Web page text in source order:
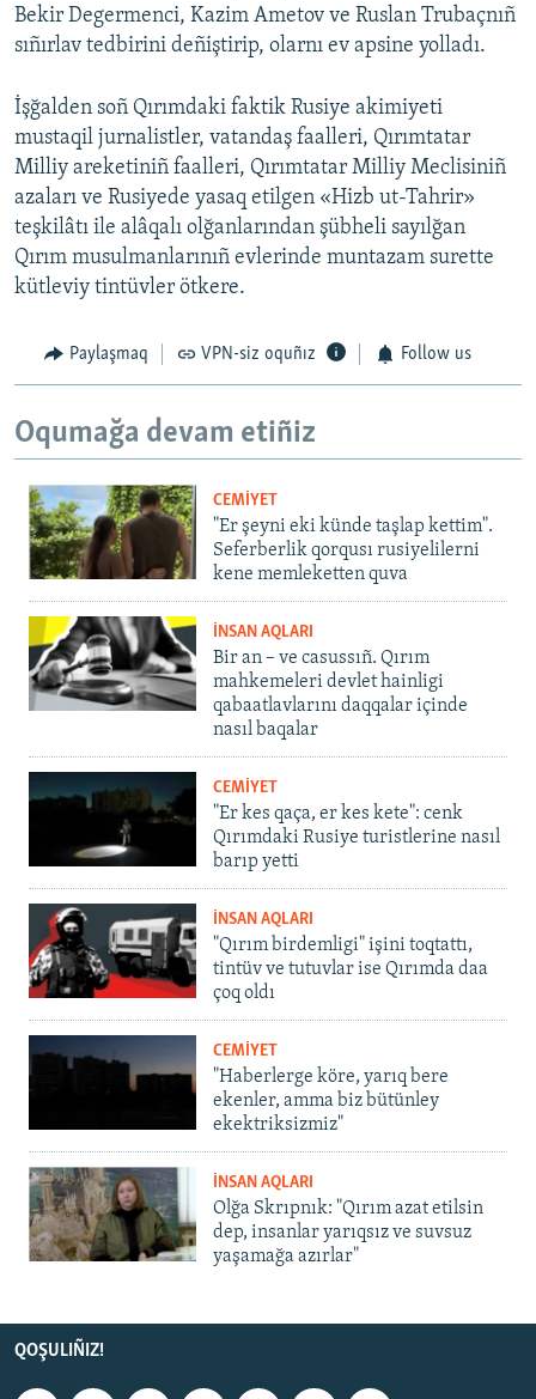
Bekir Degermenci, Kazim Ametov ve Ruslan Trubaçnıñ
sıñırlav tedbirini deñiştirip, olarnı ev apsine yolladı.
İşğalden soñ Qırımdaki faktik Rusiye akimiyeti
mustaqil jurnalistler, vatandaş faalleri, Qırımtatar
Milliy areketiniñ faalleri, Qırımtatar Milliy Meclisiniñ
azaları ve Rusiyede yasaq etilgen «Hizb ut-Tahrir»
teşkilâtı ile alâqalı olğanlarından şübheli sayılğan
Qırım musulmanlarınıñ evlerinde muntazam surette
kütleviy tintüvler ötkere.
Paylaşmaq VPN-siz oquñız Follow us
Oqumağa devam etiñiz
CEMİYET
"Er şeyni eki künde taşlap kettim".
Seferberlik qorqusı rusiyelilerni
kene memleketten quva
İNSAN AQLARI
Bir an – ve casussıñ. Qırım
mahkemeleri devlet hainligi
qabaatlavlarını daqqalar içinde
nasıl baqalar
CEMİYET
"Er kes qaça, er kes kete": cenk
Qırımdaki Rusiye turistlerine nasıl
barıp yetti
İNSAN AQLARI
"Qırım birdemligi" işini toqtattı,
tintüv ve tutuvlar ise Qırımda daa
çoq oldı
CEMİYET
"Haberlerge köre, yarıq bere
ekenler, amma biz bütünley
ekektriksizmiz"
İNSAN AQLARI
Olğa Skrıpnık: "Qırım azat etilsin
dep, insanlar yarıqsız ve suvsuz
yaşamağa azırlar"
QOŞULIÑIZ!